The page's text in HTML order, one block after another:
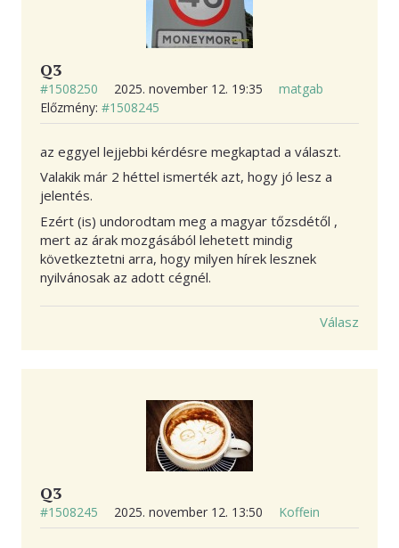
Q3
#1508250 2025. november 12. 19:35
matgab
Előzmény: #1508245
az eggyel lejjebbi kérdésre megkaptad a választ.
Valakik már 2 héttel ismerték azt, hogy jó lesz a
jelentés.
Ezért (is) undorodtam meg a magyar tőzsdétől ,
mert az árak mozgásából lehetett mindig
következtetni arra, hogy milyen hírek lesznek
nyilvánosak az adott cégnél.
Válasz
Q3
#1508245 2025. november 12. 13:50 Koffein